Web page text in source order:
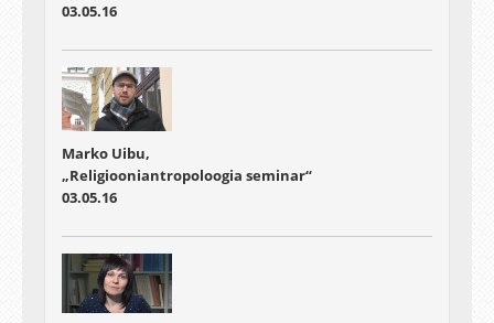
03.05.16
Marko Uibu,
„Religiooniantropoloogia seminar“
03.05.16